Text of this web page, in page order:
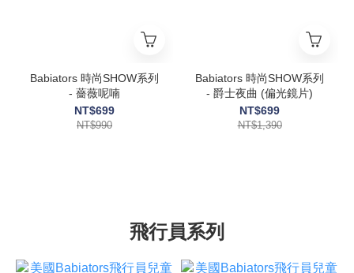
Babiators 時尚SHOW系列
- 薔薇呢喃
NT$699
NT$990
Babiators 時尚SHOW系列
- 爵士夜曲 (偏光鏡片)
NT$699
NT$1,390
飛行員系列